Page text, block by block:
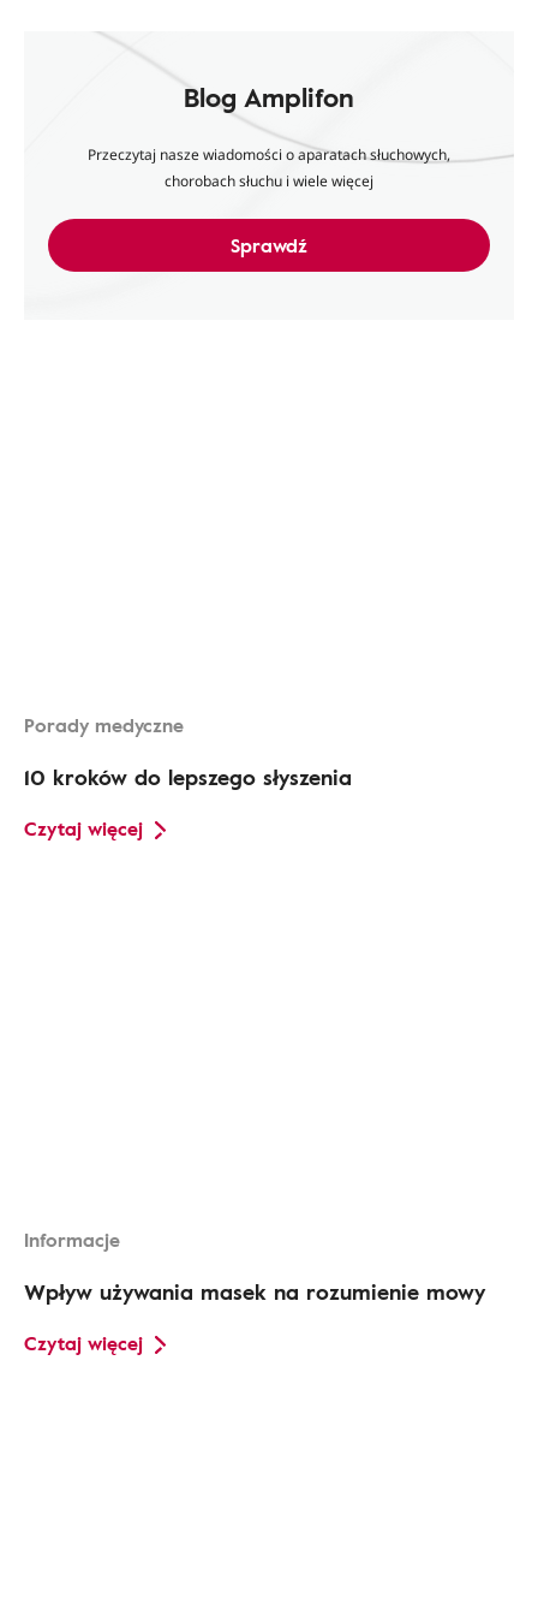
Blog Amplifon
Przeczytaj nasze wiadomości o aparatach słuchowych,
chorobach słuchu i wiele więcej
Sprawdź
Porady medyczne
10 kroków do lepszego słyszenia
Czytaj więcej
Informacje
Wpływ używania masek na rozumienie mowy
Czytaj więcej